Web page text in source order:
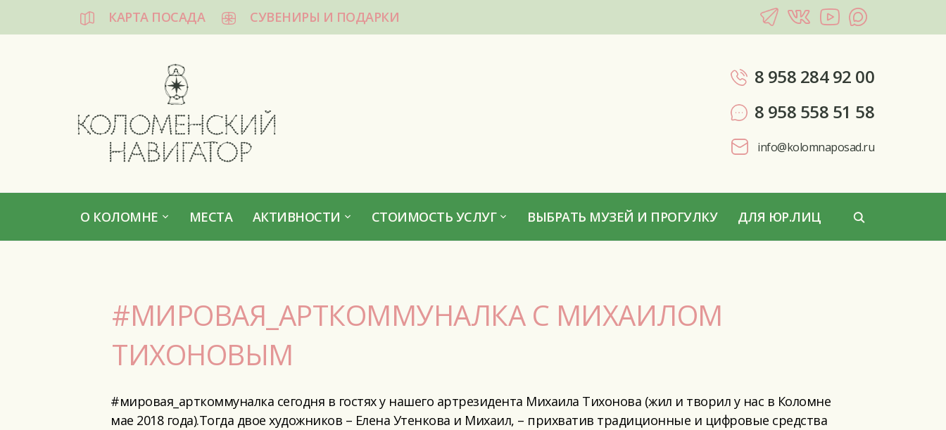
КАРТА ПОСАДА СУВЕНИРЫ И ПОДАРКИ
8 958 284 92 00
8 958 558 51 58
info@kolomnaposad.ru
О КОЛОМНЕ МЕСТА АКТИВНОСТИ СТОИМОСТЬ УСЛУГ ВЫБРАТЬ МУЗЕЙ И ПРОГУЛКУ ДЛЯ ЮР.ЛИЦ
#МИРОВАЯ_АРТКОММУНАЛКА С МИХАИЛОМ
ТИХОНОВЫМ
#мировая_арткоммуналка сегодня в гостях у нашего артрезидента Михаила Тихонова (жил и творил у нас в Коломне
мае 2018 года).Тогда двое художников – Елена Утенкова и Михаил, – прихватив традиционные и цифровые средства